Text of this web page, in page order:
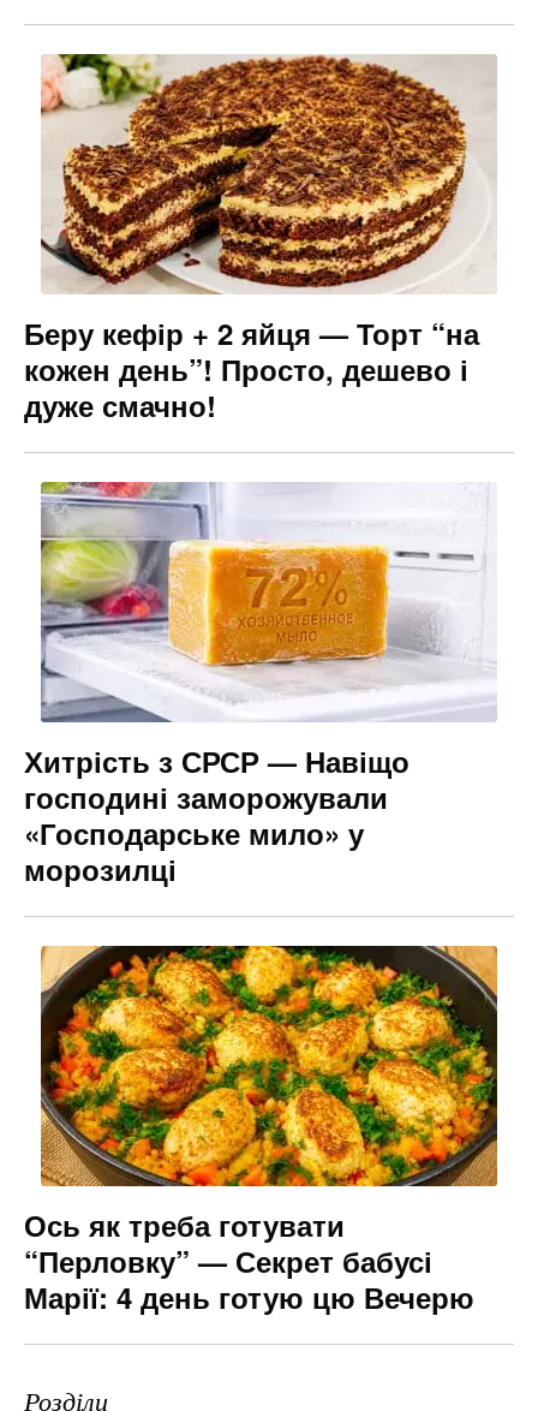
Беру кефір + 2 яйця — Торт “на
кожен день”! Просто, дешево і
дуже смачно!
Хитрість з СРСР — Навіщо
господині заморожували
«Господарське мило» у
морозилці
Ось як треба готувати
“Перловку” — Секрет бабусі
Марії: 4 день готую цю Вечерю
Розділи